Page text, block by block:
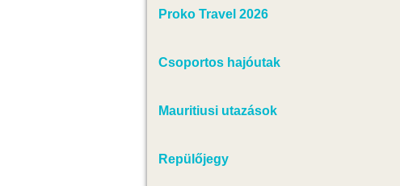
Proko Travel 2026
Csoportos hajóutak
Mauritiusi utazások
Repülőjegy